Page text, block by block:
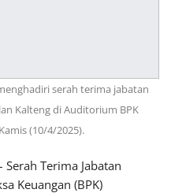
serah terima jabatan
Kalteng di Auditorium BPK
(10/4/2025).
Serah Terima Jabatan
Keuangan (BPK)